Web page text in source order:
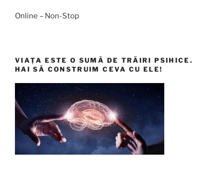
Online – Non-Stop
VIAȚA ESTE O SUMĂ DE TRĂIRI PSIHICE.
HAI SĂ CONSTRUIM CEVA CU ELE!